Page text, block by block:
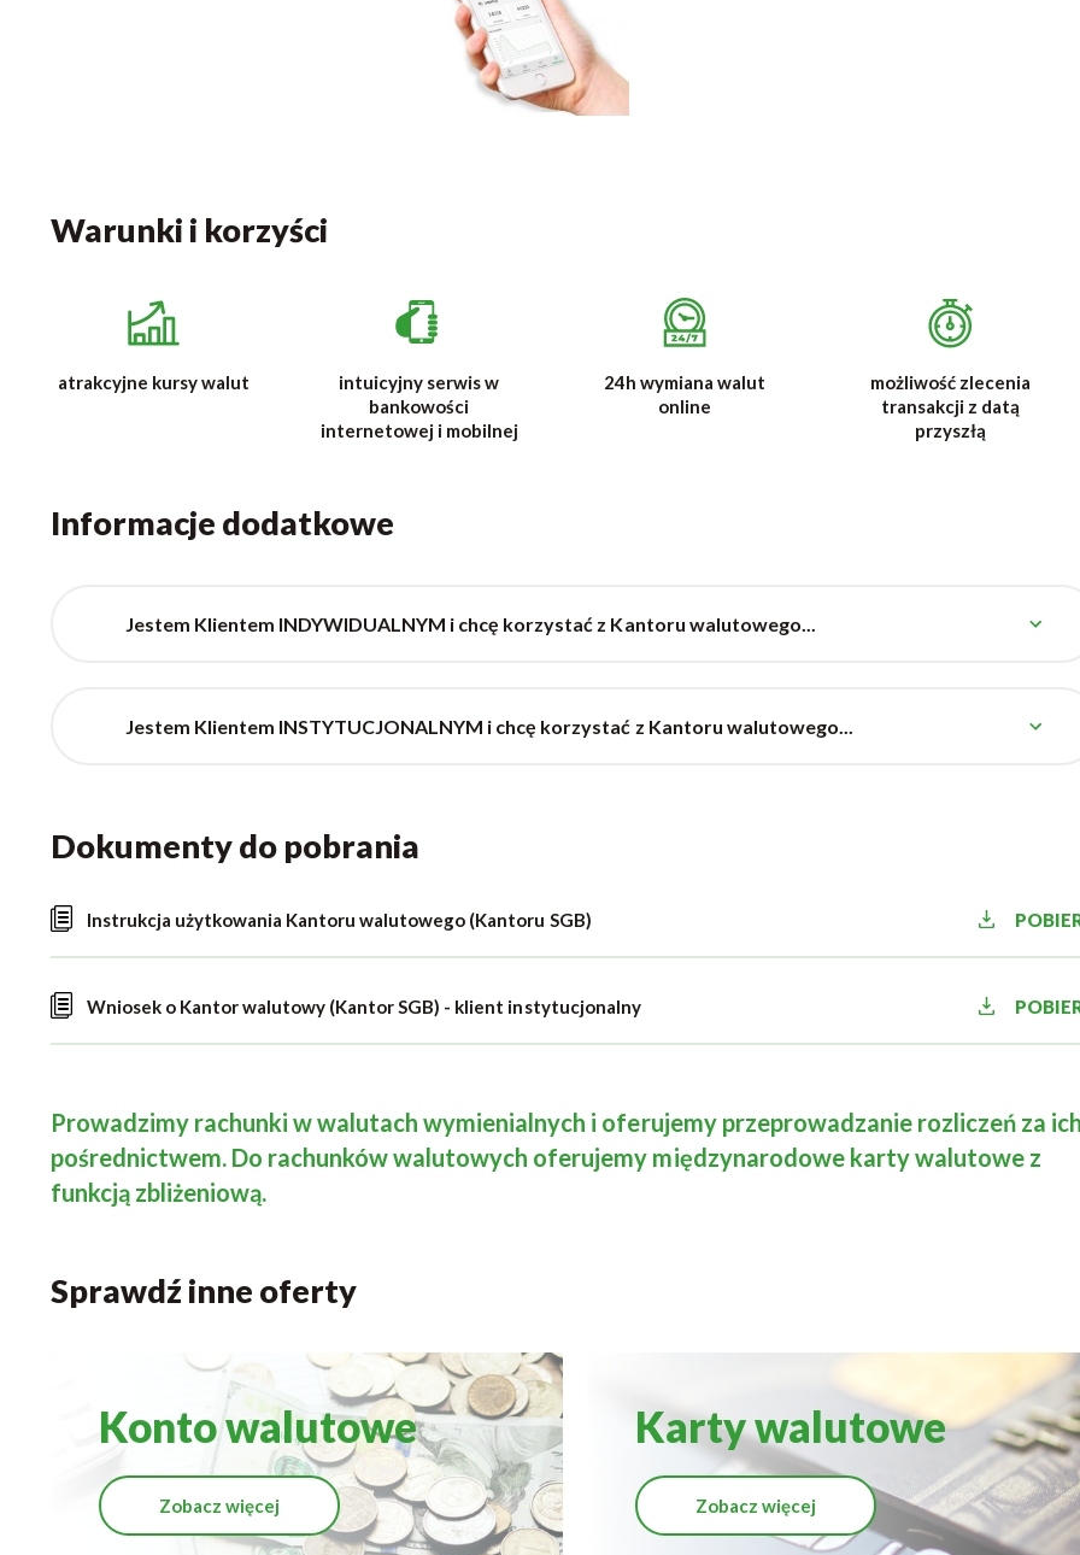
Warunki i korzyści
atrakcyjne kursy walut
intuicyjny serwis w
bankowości
internetowej i mobilnej
24h wymiana walut
online
możliwość zlecenia
transakcji z datą
przyszłą
Informacje dodatkowe
Jestem Klientem INDYWIDUALNYM i chcę korzystać z Kantoru walutowego...
Jestem Klientem INSTYTUCJONALNYM i chcę korzystać z Kantoru walutowego...
Dokumenty do pobrania
Instrukcja użytkowania Kantoru walutowego (Kantoru SGB)
Wniosek o Kantor walutowy (Kantor SGB) - klient instytucjonalny
Prowadzimy rachunki w walutach wymienialnych i oferujemy przeprowadzanie rozliczeń za ich
pośrednictwem. Do rachunków walutowych oferujemy międzynarodowe karty walutowe z
funkcją zbliżeniową.
Sprawdź inne oferty
Konto walutowe
Zobacz więcej
Karty walutowe
Zobacz więcej